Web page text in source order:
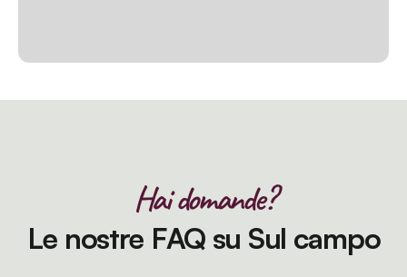
Hai domande?
Le nostre FAQ su Sul campo